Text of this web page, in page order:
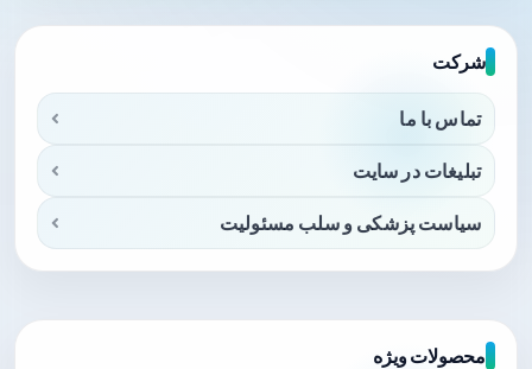
شرکت
تماس با ما
تبلیغات در سایت
سیاست پزشکی و سلب مسئولیت
محصولات ویژه